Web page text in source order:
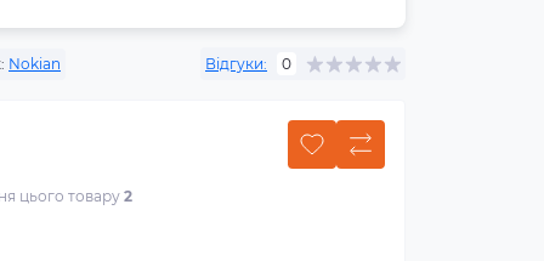
Nokian Відгуки: 0
цього товару 2